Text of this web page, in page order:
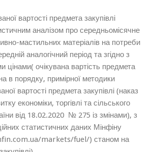
вартості предмета закупівлі
аналізом про середньомісячне
мастильних матеріалів на потреби
аналогічний період та згідно з
цінами( очікувана вартість предмета
в порядку, примірної методики
вартості предмета закупівлі (наказ
економіки, торгівлі та сільського
від 18.02.2020 № 275 із змінами), з
статистичних даних Мінфіну
markets/fuel/) станом на